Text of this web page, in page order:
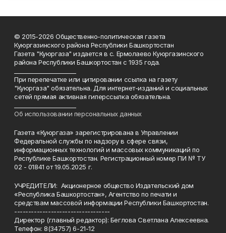
© 2015-2026 Общественно-политическая газета
Куюргазинского района Республики Башкортостан
Газета "Куюргаза" издается в с. Ермолаево Куюргазинского
района Республики Башкортостан с 1935 года.
При перепечатке или цитировании ссылка на газету
"Куюргаза" обязательна. Для интернет-изданий и социальных
сетей прямая активная гиперссылка обязательна.
Об использовании персональных данных
Газета «Куюргаза» зарегистрирована в Управлении
Федеральной службы по надзору в сфере связи,
информационных технологий и массовых коммуникаций по
Республике Башкортостан. Регистрационный номер ПИ № ТУ
02 - 01841 от 19.05.2025 г.
УЧРЕДИТЕЛИ: Акционерное общество Издательский дом
«Республика Башкортостан», Агентство по печати и
средствам массовой информации Республики Башкортостан.
----------------------------------
Директор (главный редактор): Беглова Светлана Алексеевна.
Телефон: 8(34757) 6-21-12